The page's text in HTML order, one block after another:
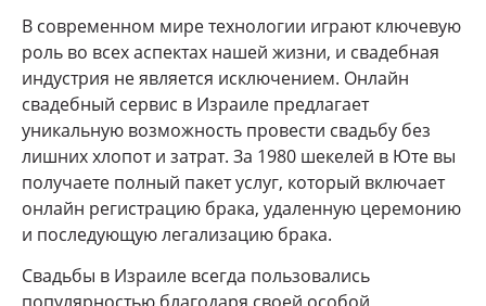
В современном мире технологии играют ключевую
роль во всех аспектах нашей жизни, и свадебная
индустрия не является исключением. Онлайн
свадебный сервис в Израиле предлагает
уникальную возможность провести свадьбу без
лишних хлопот и затрат. За 1980 шекелей в Юте вы
получаете полный пакет услуг, который включает
онлайн регистрацию брака, удаленную церемонию
и последующую легализацию брака.
Свадьбы в Израиле всегда пользовались